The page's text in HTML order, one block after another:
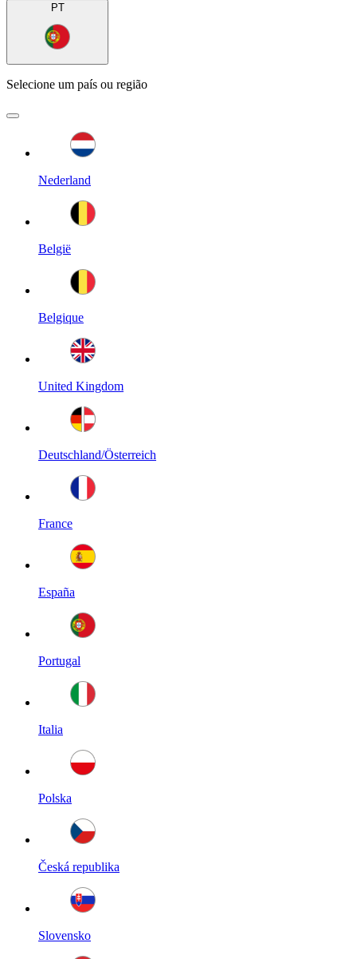
PT
Selecione um país ou região
Nederland
België
Belgique
United Kingdom
Deutschland/Österreich
France
España
Portugal
Italia
Polska
Česká republika
Slovensko